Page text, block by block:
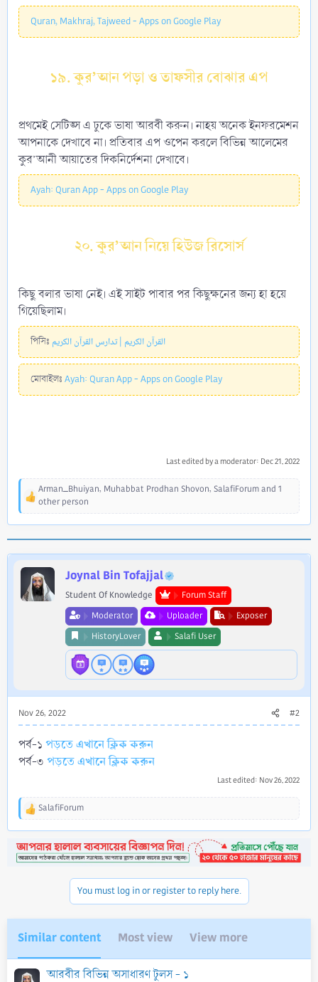
Quran, Makhraj, Tajweed - Apps on Google Play
১৯. কুর’আন পড়া ও তাফসীর বোঝার এপ
প্রথমেই সেটিঙ্স এ ঢুকে ভাষা আরবী করুন। নাহয় অনেক ইনফরমেশন
আপনাকে দেখাবে না। প্রতিবার এপ ওপেন করলে বিভিন্ন আলেমের
কুর’আনী আয়াতের দিকনির্দেশনা দেখাবে।
Ayah: Quran App - Apps on Google Play
২০. কুর’আন নিয়ে হিউজ রিসোর্স
কিছু বলার ভাষা নেই। এই সাইট পাবার পর কিছুক্ষনের জন্য হা হয়ে
গিয়েছিলাম।
পিসিঃ القرآن الكريم | تدارس القرآن الكريم
মোবাইলঃ Ayah: Quran App - Apps on Google Play
Last edited by a moderator: Dec 21, 2022
R
e
a
c
t
i
n
s
Arman_Bhuiyan, Muhabbat Prodhan Shovon, SalafiForumand 1
other person
Joynal Bin Tofajjal
Student Of Knowledge
Forum Staff
Moderator
Uploader
Exposer
HistoryLover
Salafi User
Nov 26, 2022 #2
পর্ব-১ পড়তে এখানে ক্লিক করুন
পর্ব-৩ পড়তে এখানে ক্লিক করুন
Last edited: Nov 26, 2022
R
c
t
s
SalafiForum
You must log in or register to reply here.
Similar content Most view View more
আরবীর বিভিন্ন অসাধারণ টুলস - ১